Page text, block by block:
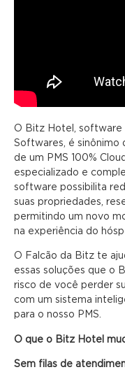
O Bitz Hotel,
Softwares, é sinônimo
de um PMS 100%
especializado e
software possibilita
suas propriedades,
permitindo um novo
na experiência do
O Falcão da Bitz te
essas soluções que o
risco de você perder
com um sistema
para o nosso PMS.
O que o Bitz Hotel
Sem filas de